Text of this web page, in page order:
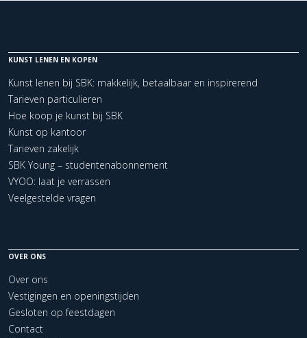
KUNST LENEN EN KOPEN
Kunst lenen bij SBK: makkelijk, betaalbaar en inspirerend
Tarieven particulieren
Hoe koop je kunst bij SBK
Kunst op kantoor
Tarieven zakelijk
SBK Young – studentenabonnement
VYOO: laat je verrassen
Veelgestelde vragen
OVER ONS
Over ons
Vestigingen en openingstijden
Gesloten op feestdagen
Contact